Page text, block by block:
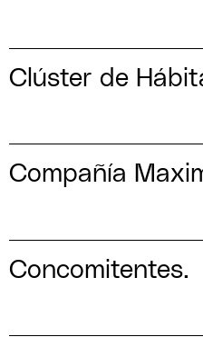
Clúster de
Compañía
Concomitentes.